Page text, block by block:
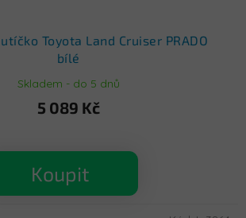
Toyota Land Cruiser PRADO
bílé
Skladem - do 5 dnů
5 089 Kč
Koupit